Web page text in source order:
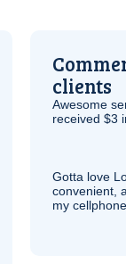
clients
Awesome
received $3
Gotta love
convenient,
my